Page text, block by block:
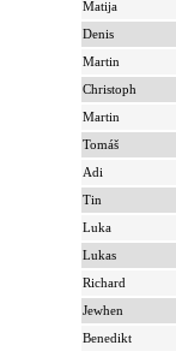
Matija
Denis
Martin
Christoph
Martin
Tomáš
Adi
Tin
Luka
Lukas
Richard
Jewhen
Benedikt